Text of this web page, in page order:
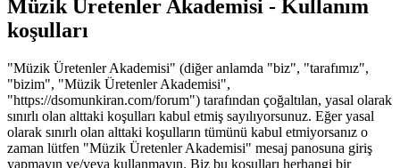
Müzik Üretenler Akademisi - Kullanım
koşulları
"Müzik Üretenler Akademisi" (diğer anlamda "biz", "tarafımız",
"bizim", "Müzik Üretenler Akademisi",
"https://dsomunkiran.com/forum") tarafından çoğaltılan, yasal olarak
sınırlı olan alttaki koşulları kabul etmiş sayılıyorsunuz. Eğer yasal
olarak sınırlı olan alttaki koşulların tümünü kabul etmiyorsanız o
zaman lütfen "Müzik Üretenler Akademisi" mesaj panosuna giriş
yapmayın ve/veya kullanmayın. Biz bu koşulları herhangi bir